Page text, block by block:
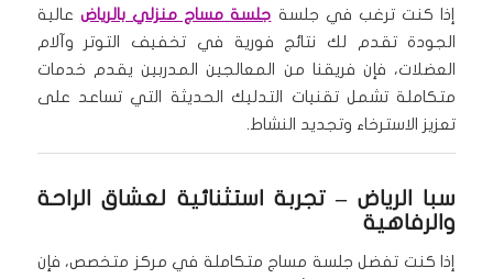
إذا كنت ترغب في جلسة جلسة مساج منزلي بالرياض عالية
الجودة تقدم لك نتائج فورية في تخفيف التوتر وآلام
العضلات، فإن فريقنا من المعالجين المدربين يقدم خدمات
متكاملة تشمل تقنيات التدليك الحديثة التي تساعد على
تعزيز الاسترخاء وتجديد النشاط.
سبا الرياض – تجربة استثنائية لعشاق الراحة
والرفاهية
إذا كنت تفضل جلسة مساج متكاملة في مركز متخصص، فإن